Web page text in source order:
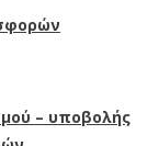
– υποβολής